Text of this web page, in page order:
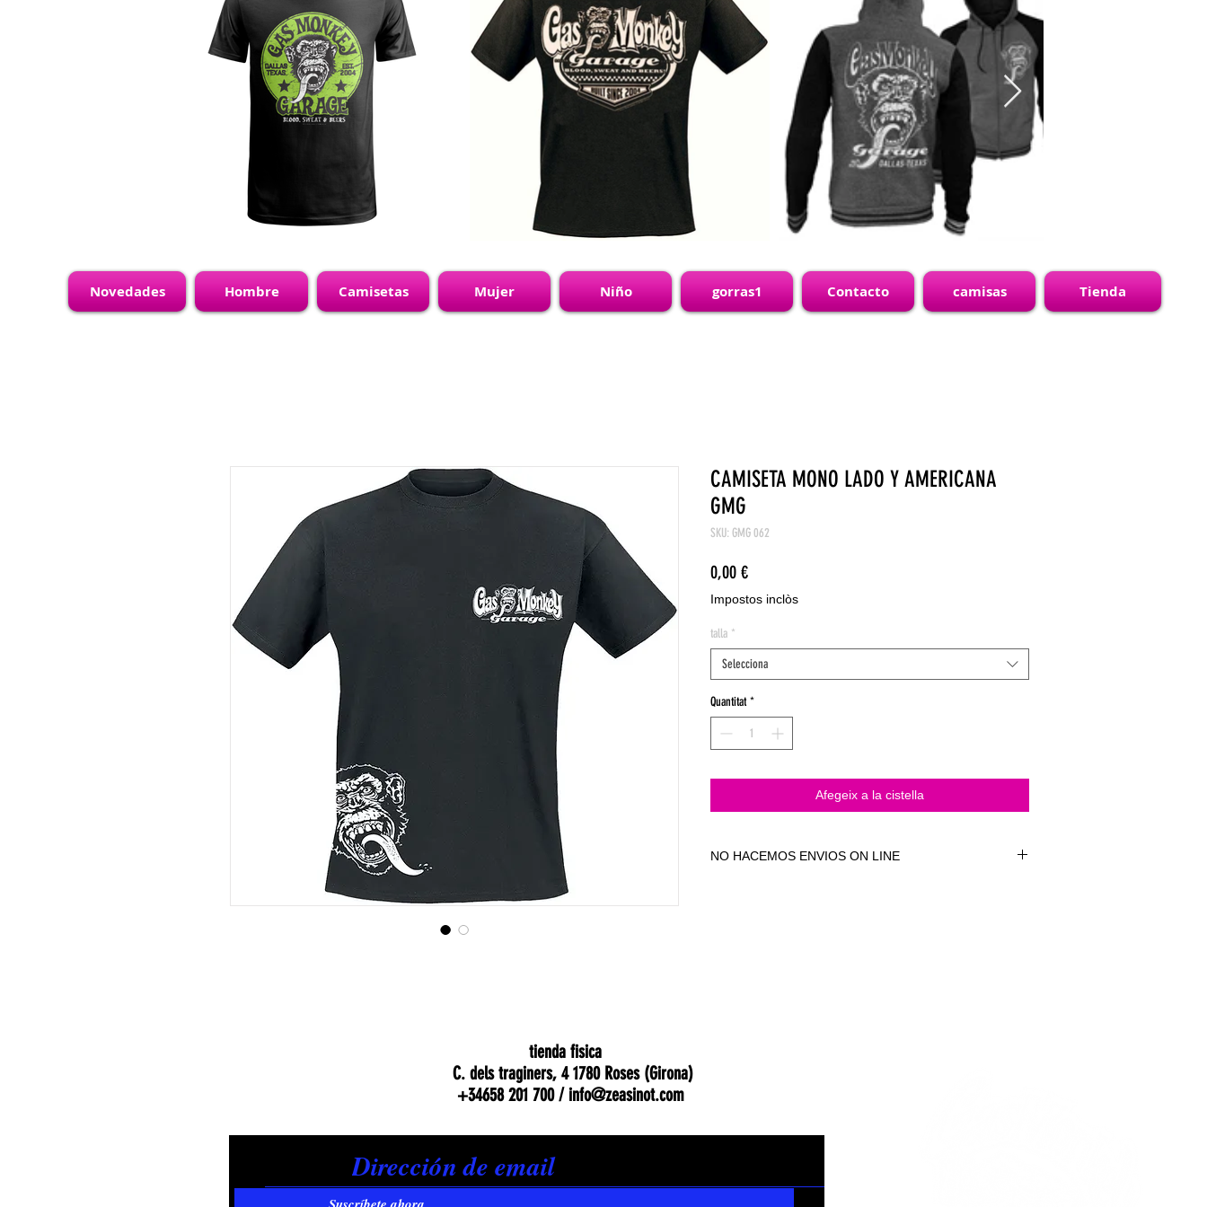
CAMISETA MONO LADO Y AMERICANA
GMG
SKU: GMG 062
0,00 €Price
Impostos inclòs
talla *
Selecciona
Quantitat *
Afegeix a la cistella
NO HACEMOS ENVIOS ON LINE
Novedades Hombre Camisetas Mujer Niño gorras1 Contacto camisas Tienda
tienda fisica
C. dels traginers, 4 1780 Roses (Girona)
+34658 201 700 /info@zeasinot.com